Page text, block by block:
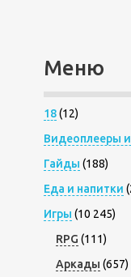
Меню
18(12)
Видеоплееры
Гайды (188)
Еда и напитки
Игры (10 245)
RPG (111)
Аркады (657)